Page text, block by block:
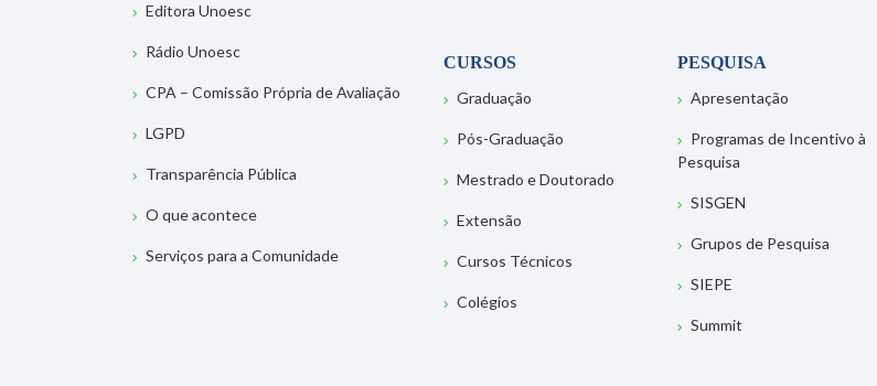
Editora Unoesc
Rádio Unoesc
CPA – Comissão Própria de Avaliação
LGPD
Transparência Pública
O que acontece
Serviços para a Comunidade
CURSOS
Graduação
Pós-Graduação
Mestrado e Doutorado
Extensão
Cursos Técnicos
Colégios
PESQUISA
Apresentação
Programas de Incentivo à
Pesquisa
SISGEN
Grupos de Pesquisa
SIEPE
Summit